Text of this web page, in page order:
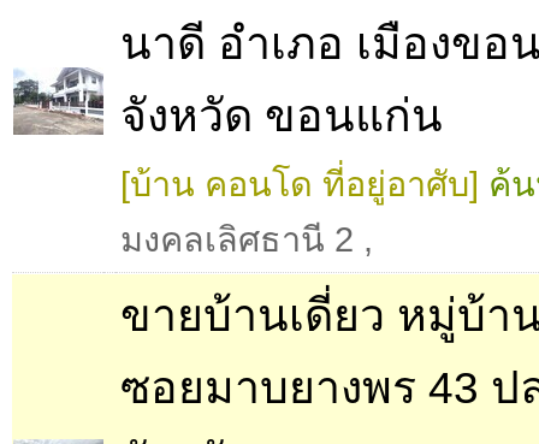
นาดี อำเภอ เมืองขอ
จังหวัด ขอนแก่น
[บ้าน คอนโด ที่อยู่อาศับ] ค้
มงคลเลิศธานี 2 ,
ขายบ้านเดี่ยว หมู่บ้า
ซอยมาบยางพร 43 ป